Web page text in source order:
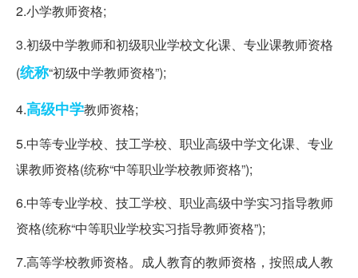
2.小学教师资格;
3.初级中学教师和初级职业学校文化课、专业课教师资格
(统称“初级中学教师资格”);
4.高级中学教师资格;
5.中等专业学校、技工学校、职业高级中学文化课、专业
课教师资格(统称“中等职业学校教师资格”);
6.中等专业学校、技工学校、职业高级中学实习指导教师
资格(统称“中等职业学校实习指导教师资格”);
7.高等学校教师资格。成人教育的教师资格，按照成人教